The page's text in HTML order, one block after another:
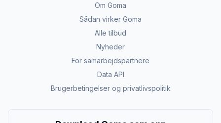
Om Goma
Sådan virker Goma
Alle tilbud
Nyheder
For samarbejdspartnere
Data API
Brugerbetingelser og privatlivspolitik